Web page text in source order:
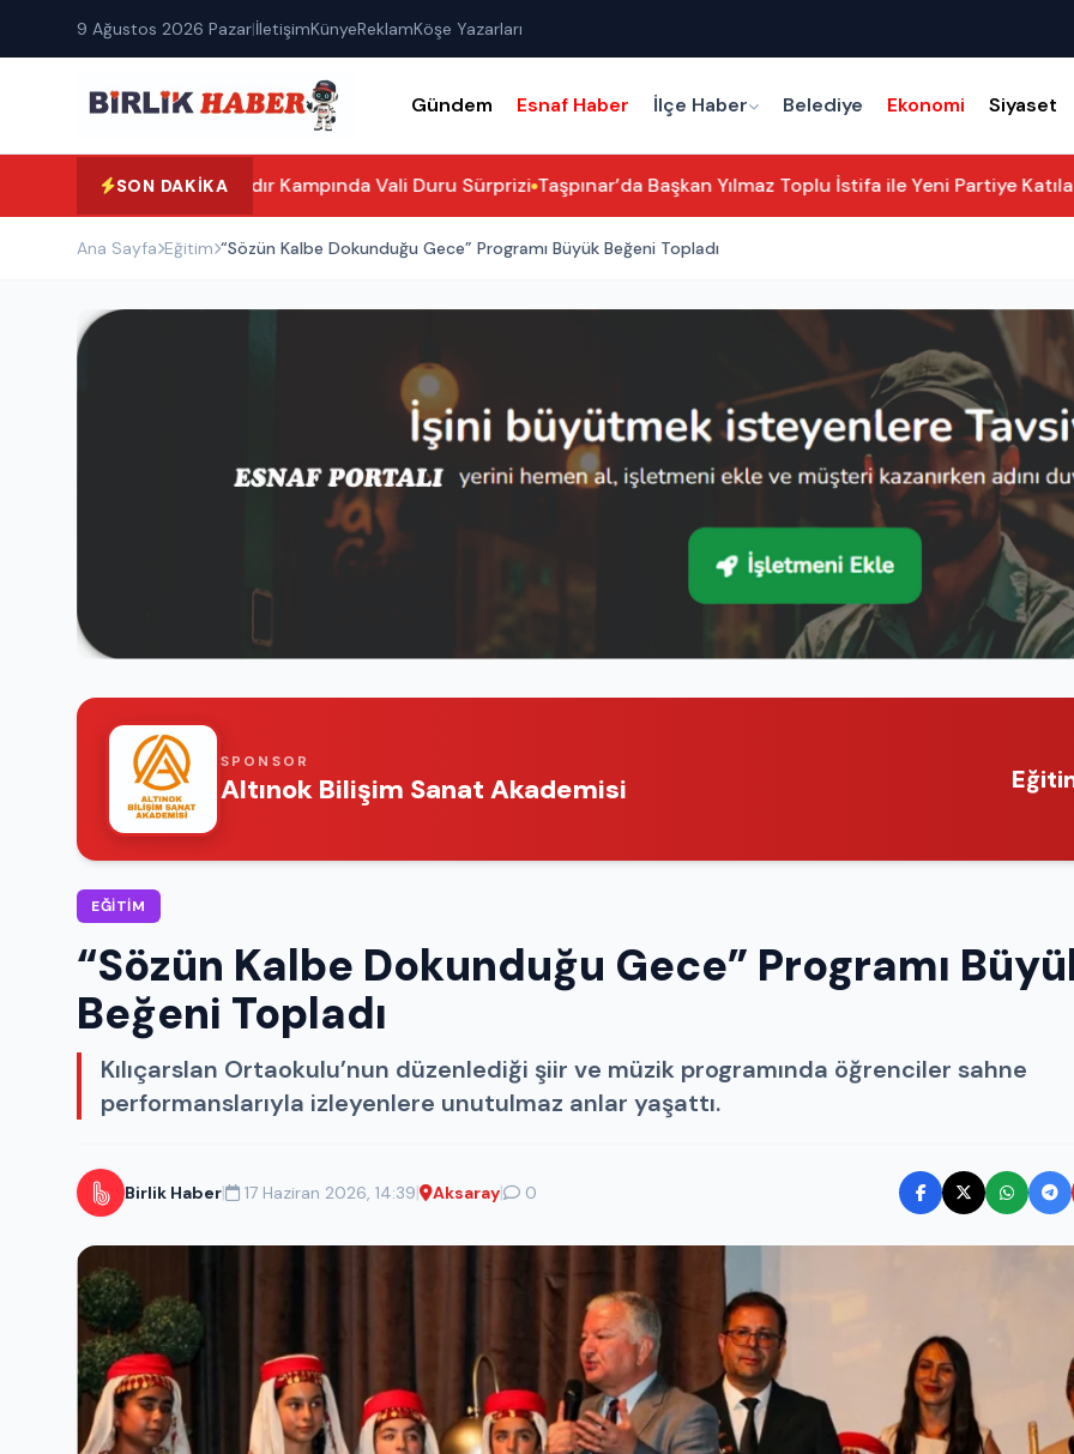
9 Ağustos 2026 Pazar|İletişimKünyeReklamKöşe Yazarları
Gündem Esnaf Haber İlçe Haber Belediye Ekonomi Siyaset
SON DAKIKA
Selime Çadır Kampında Vali Duru Sürprizi Taşpınar’da Başkan Yılmaz Toplu İstifa ile Yeni Partiye
Ana Sayfa Eğitim “Sözün Kalbe Dokunduğu Gece” Programı Büyük Beğeni Topladı
SPONSOR
Altınok Bilişim Sanat Akademisi
EĞITIM
“Sözün Kalbe Dokunduğu Gece” Programı
Beğeni Topladı
Kılıçarslan Ortaokulu’nun düzenlediği şiir ve müzik programında öğrenciler sahne
performanslarıyla izleyenlere unutulmaz anlar yaşattı.
Birlik Haber| 17 Haziran 2026, 14:39| Aksaray| 0